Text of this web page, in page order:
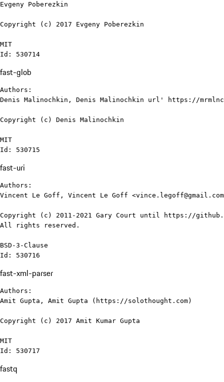
Evgeny Poberezkin
Copyright (c) 2017 Evgeny Poberezkin
MIT
Id: 530714
fast-glob
Authors:
Denis Malinochkin, Denis Malinochkin url' https://
Copyright (c) Denis Malinochkin
MIT
Id: 530715
fast-uri
Authors:
Vincent Le Goff, Vincent Le Goff
Copyright (c) 2011-2021 Gary Court until https://
All rights reserved.
BSD-3-Clause
Id: 530716
fast-xml-parser
Authors:
Amit Gupta, Amit Gupta (https://solothought.com)
Copyright (c) 2017 Amit Kumar Gupta
MIT
Id: 530717
fastq